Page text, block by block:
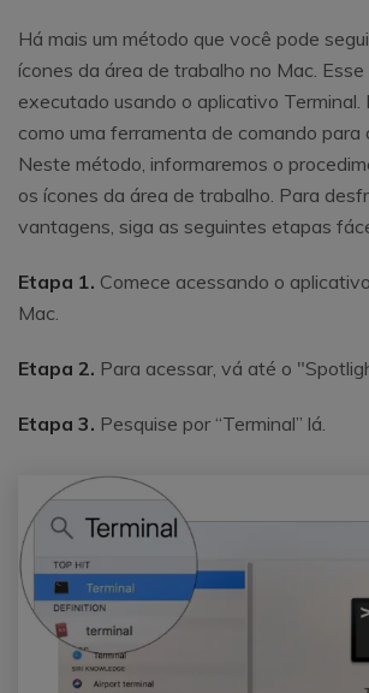
Há mais um método que você pode
ícones da área de trabalho no Mac.
executado usando o aplicativo Terminal.
como uma ferramenta de comando para
Neste método, informaremos o
os ícones da área de trabalho. Para
vantagens, siga as seguintes etapas
Etapa 1. Comece acessando o
Mac.
Etapa 2. Para acessar, vá até o
Etapa 3. Pesquise por “Terminal” lá.